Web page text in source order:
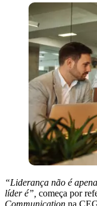
“Liderança não é
líder é”, começa por
Communication na